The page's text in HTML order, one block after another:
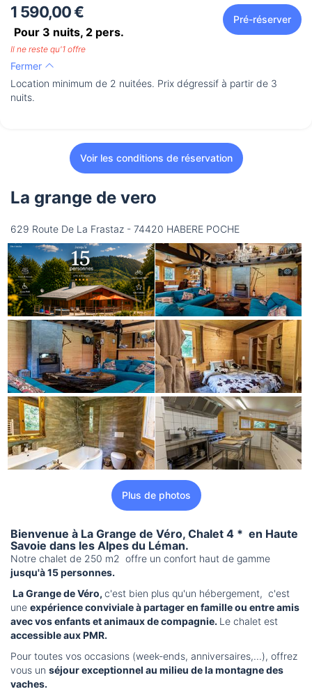
1 590,00 €
Pour 3 nuits, 2 pers.
Pré-réserver
Il ne reste qu'1 offre
Fermer
Location minimum de 2 nuitées. Prix dégressif à partir de 3
nuits.
Voir les conditions de réservation
La grange de vero
629 Route De La Frastaz - 74420 HABERE POCHE
Plus de photos
Bienvenue à La Grange de Véro, Chalet 4 * en Haute
Savoie dans les Alpes du Léman.
Notre chalet de 250 m2 offre un confort haut de gamme
jusqu'à 15 personnes.
La Grange de Véro, c'est bien plus qu'un hébergement, c'est
une expérience conviviale à partager en famille ou entre amis
avec vos enfants et animaux de compagnie. Le chalet est
accessible aux PMR.
Pour toutes vos occasions (week‑ends, anniversaires,...), offrez
vous un séjour exceptionnel au milieu de la montagne des
vaches.